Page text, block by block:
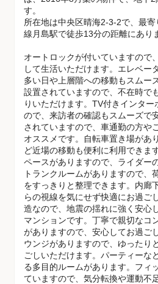
す。
所在地は中央区晴海2-3-2で、最
線月島駅で徒歩13分の距離にあり
オートロックが付いていますので
して生活いただけます。エレベー
多い日や上層階への移動もスムー
設置されていますので、不在時で
りいただけます。TV付きインタ
ので、来訪者の確認もスムーズで
されていますので、車通勤の方や
オススメです。自転車置き場があ
ど近場の移動も便利に利用できま
ペースがありますので、ライダー
トランクルームがありますので、
をすっきりと整理できます。内廊
らの視線を気にせず快適にお過ご
造なので、地震の揺れに強く安心
マンションです。丁寧で親切なコ
がありますので、安心してお過ご
ウンジがありますので、ゆったり
ごしいただけます。パーティーな
る多目的ルームがあります。フィ
ていますので、気分転換や運動不